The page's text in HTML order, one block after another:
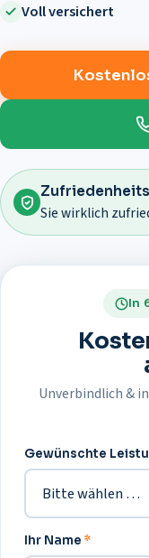
Voll versichert
Sie wirklich
In
Unverbindlich &
Gewünschte
Ihr Name *